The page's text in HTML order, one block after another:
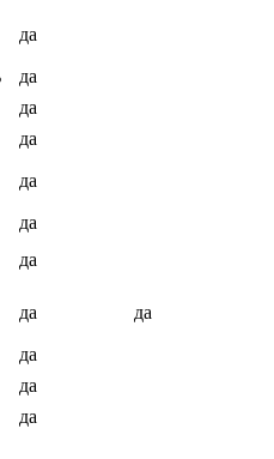
да
да
да
да
да
да
да
да да
да
да
да